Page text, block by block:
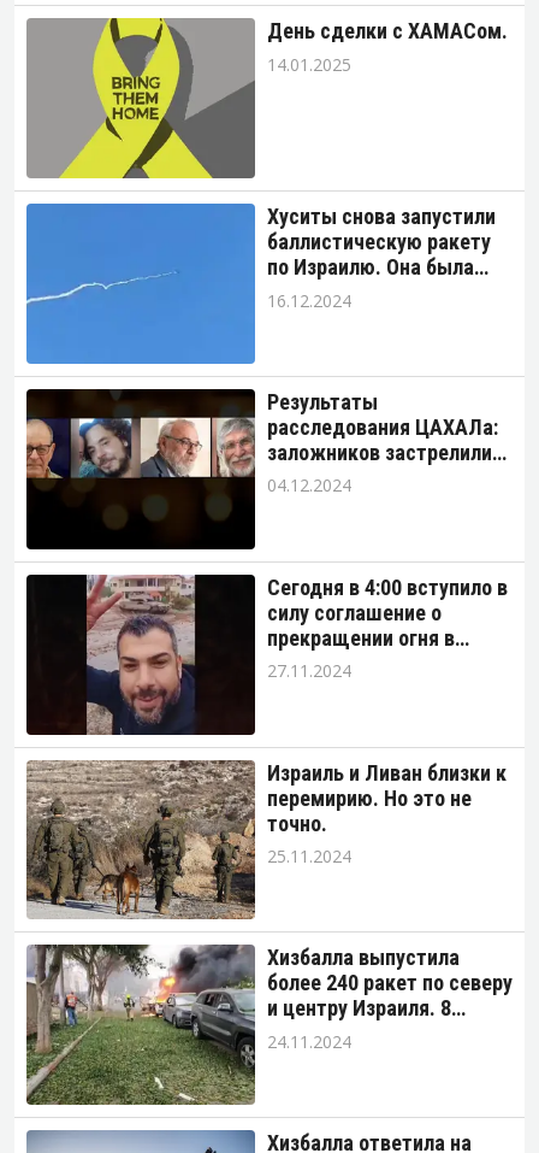
День сделки с ХАМАСом.
14.01.2025
Хуситы снова запустили
баллистическую ракету
по Израилю. Она была
перехвачена до
16.12.2024
Результаты
расследования ЦАХАЛа:
заложников застрелили
террористы.
04.12.2024
Сегодня в 4:00 вступило в
силу соглашение о
прекращении огня в
Ливане. Стороны уже
27.11.2024
Израиль и Ливан близки к
перемирию. Но это не
точно.
25.11.2024
Хизбалла выпустила
более 240 ракет по северу
и центру Израиля. 8
человек ранены.
24.11.2024
Хизбалла ответила на